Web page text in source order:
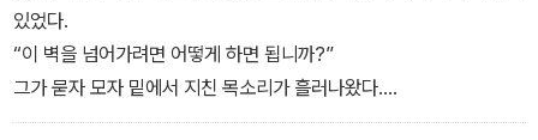
있었다.
“이 벽을 넘어가려면 어떻게 하면 됩니까?”
그가 묻자 모자 밑에서 지친 목소리가 흘러나왔다.
“방법은 하나뿐이야. 이 벽에, 자네의 일부를 두고 가는 것일세.”